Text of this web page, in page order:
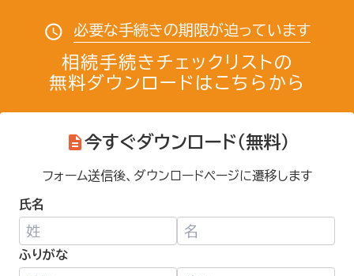
必要な手続きの期限が迫っています
相続手続きチェックリストの
無料ダウンロードはこちらから
今すぐダウンロード（無料）
フォーム送信後、ダウンロードページに遷移します
氏名
ふりがな